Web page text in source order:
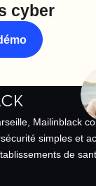
cyber
Mailinblack
simples et
de